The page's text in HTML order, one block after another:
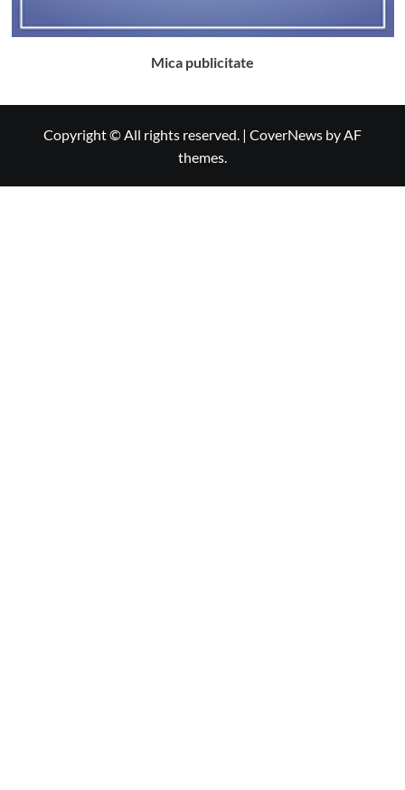
Mica publicitate
Copyright © All rights reserved. | CoverNews by AF
themes.